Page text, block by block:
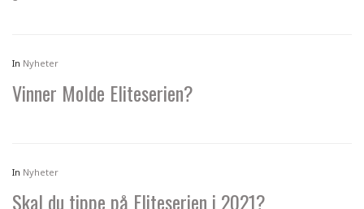
In Nyheter
Vinner Molde Eliteserien?
In Nyheter
Skal du tippe på Eliteserien i 2021?